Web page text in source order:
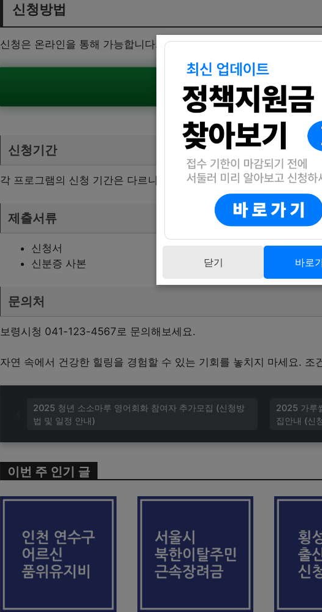
신청방법
신청은 온라인을 통해 가능합니다. 프로그램에 관심이 있는 분들은
공식공고 확인하기
신청기간
각 프로그램의 신청 기간은 다르니, 공식 공고를 통해 확인해 주세요.
제출서류
신청서
신분증 사본
문의처
보령시청 041-123-4567로 문의해보세요.
자연 속에서 건강한 힐링을 경험할 수 있는 기회를 놓치지 마세요. 조
2025 가루
집안내 (신
2025 청년 소소마루 영어회화 참여자 추가모집 (신청방
법 및 일정 안내)
이번 주 인기 글
닫기 바로